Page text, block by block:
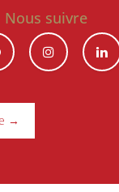
Nous suivre
→